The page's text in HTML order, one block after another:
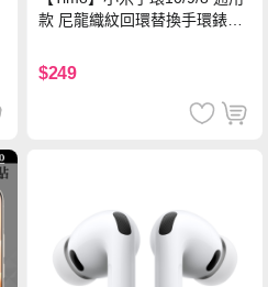
款 尼龍織紋回環替換手環錶帶-
$249